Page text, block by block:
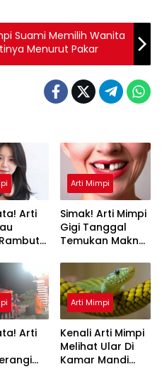
Suami Memilih Wanita
Menurut Pakar
Arti
Arti Mimpi
Simak! Arti Mimpi
Gigi Tanggal
Temukan Makna
Arti
Arti Mimpi
Kenali Arti Mimpi
Melihat Ular Di
Kamar Mandi